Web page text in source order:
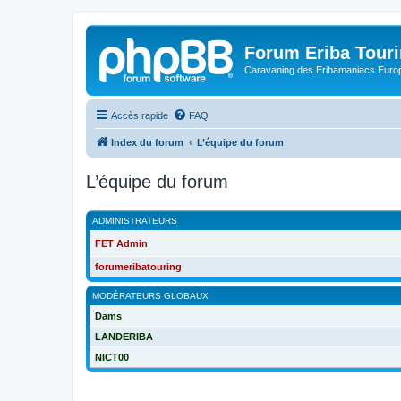
Forum Eriba
Caravaning des Eribamaniacs
Accès rapide FAQ
Index du forum L’équipe du forum
L’équipe du forum
ADMINISTRATEURS
FET Admin
forumeribatouring
MODÉRATEURS GLOBAUX
Dams
LANDERIBA
NICT00